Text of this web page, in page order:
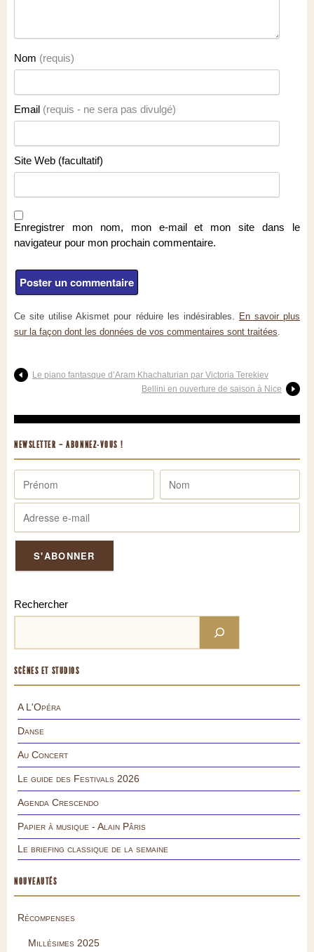
Nom (requis)
Email (requis - ne sera pas divulgé)
Site Web (facultatif)
Enregistrer mon nom, mon e-mail et mon site dans le
navigateur pour mon prochain commentaire.
Ce site utilise Akismet pour réduire les indésirables. En savoir plus
sur la façon dont les données de vos commentaires sont traitées
Le piano fantasque d’Aram Khachaturian par Victoria Terekiev
Bellini en ouverture de saison à Nice
NEWSLETTER – ABONNEZ-VOUS !
Rechercher
SCÈNES ET STUDIOS
A L'Opéra
Danse
Au Concert
Le guide des Festivals 2026
Agenda Crescendo
Papier à musique - Alain Pâris
Le briefing classique de la semaine
NOUVEAUTÉS
Récompenses
Millésimes 2025